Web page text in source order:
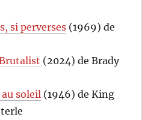
si perverses (1969) de
(2024) de Brady
soleil (1946) de King